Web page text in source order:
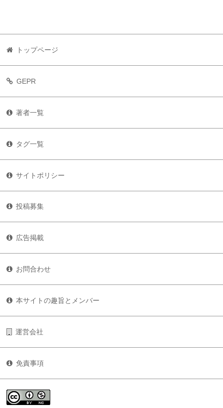
トップページ
GEPR
著者一覧
タグ一覧
サイトポリシー
投稿募集
広告掲載
お問合わせ
本サイトの趣旨とメンバー
運営会社
免責事項